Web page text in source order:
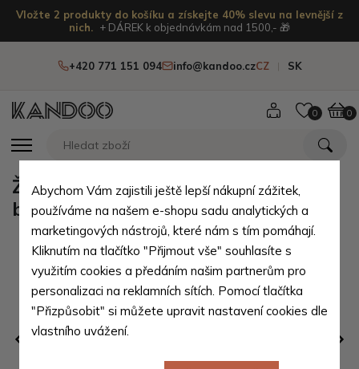
Vložte 2 produkty do košíku a získejte 40% slevu na levnější z
nich.
+ DÁREK k objednávkám nad 1500,- 🎁
+420 771 151 094 info@kandoo.czCZ SK
0 0
Žlutý zipový městský dámský
batoh Chereen
Abychom Vám zajistili ještě lepší nákupní zážitek,
používáme na našem e-shopu sadu analytických a
marketingových nástrojů, které nám s tím pomáhají.
Kliknutím na tlačítko "Přijmout vše" souhlasíte s
využitím cookies a předáním našim partnerům pro
personalizaci na reklamních sítích. Pomocí tlačítka
"Přizpůsobit" si můžete upravit nastavení cookies dle
vlastního uvážení.